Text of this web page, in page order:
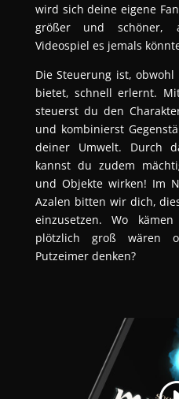
wird sich deine eigene
größer und schöner,
Videospiel es jemals
Die Steuerung ist,
bietet, schnell erlernt.
steuerst du den
und kombinierst
deiner Umwelt. Durch
kannst du zudem
und Objekte wirken! Im
Azalen bitten wir dich,
einzusetzen. Wo
plötzlich groß wären
Putzeimer denken?